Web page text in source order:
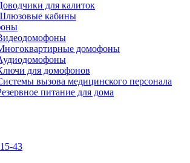
для калиток
кабины
домофоны
для домофонов
вызова медицинского персонала
питание для дома
43